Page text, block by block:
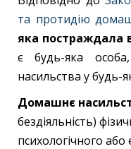
та протидію
яка постраждала
є будь-яка
насильства у будь-
Домашнє
бездіяльність)
психологічного